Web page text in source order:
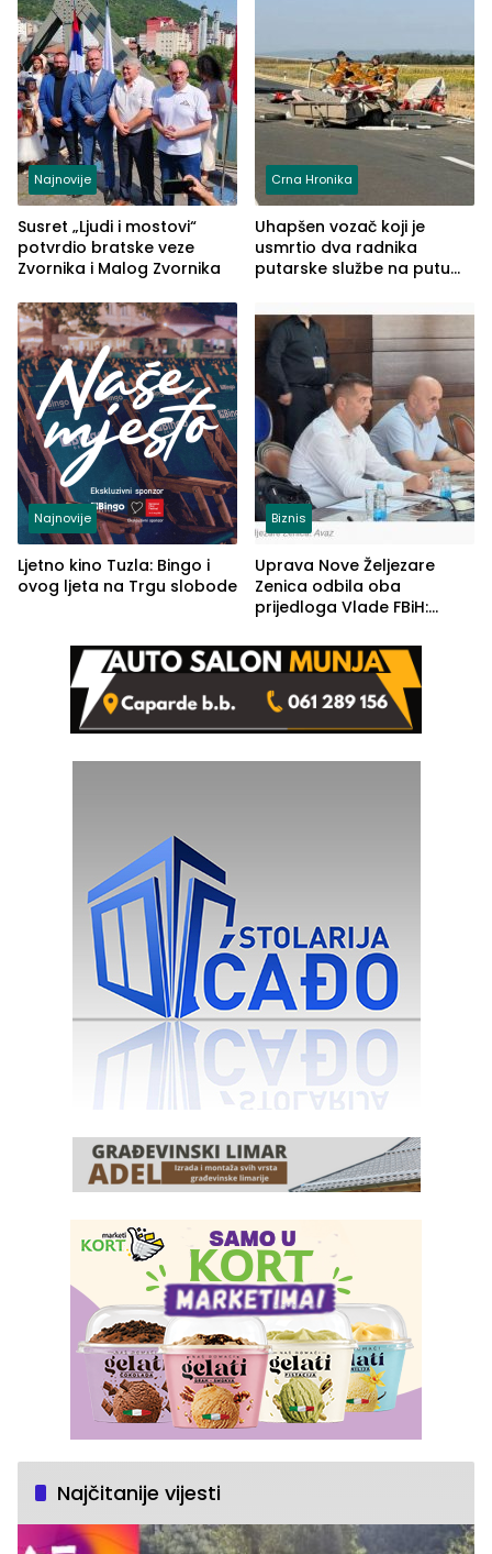
Najnovije
Susret „Ljudi i mostovi“
potvrdio bratske veze
Zvornika i Malog Zvornika
Crna Hronika
Uhapšen vozač koji je
usmrtio dva radnika
putarske službe na putu
(FOTO)
Najnovije
Ljetno kino Tuzla: Bingo i
ovog ljeta na Trgu slobode
Biznis
Uprava Nove Željezare
Zenica odbila oba
prijedloga Vlade FBiH:
rješenje
Najčitanije vijesti